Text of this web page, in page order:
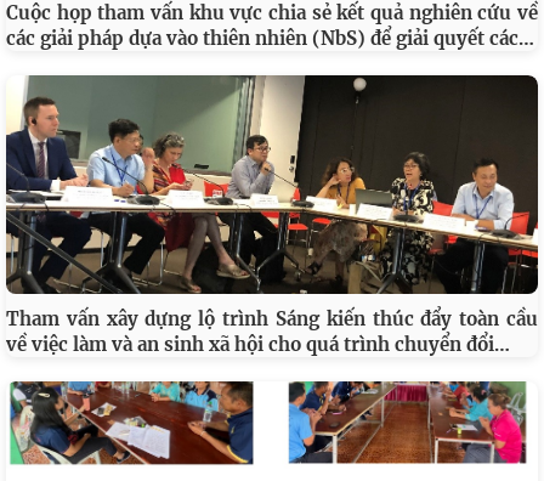
Cuộc họp tham vấn khu vực chia sẻ kết quả nghiên cứu về
các giải pháp dựa vào thiên nhiên (NbS) để giải quyết các…
Tham vấn xây dựng lộ trình Sáng kiến thúc đẩy toàn cầu
về việc làm và an sinh xã hội cho quá trình chuyển đổi…